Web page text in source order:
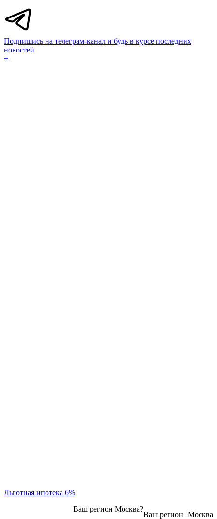
Подпишись на телеграм-канал и будь в курсе последних
новостей
+
Льготная ипотека 6%
Москва
Ваш регион
Ваш регион Москва?